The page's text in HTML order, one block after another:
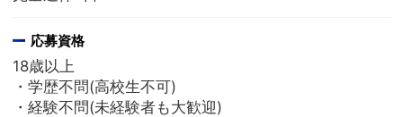
応募資格
18歳以上
・学歴不問(高校生不可)
・経験不問(未経験者も大歓迎)